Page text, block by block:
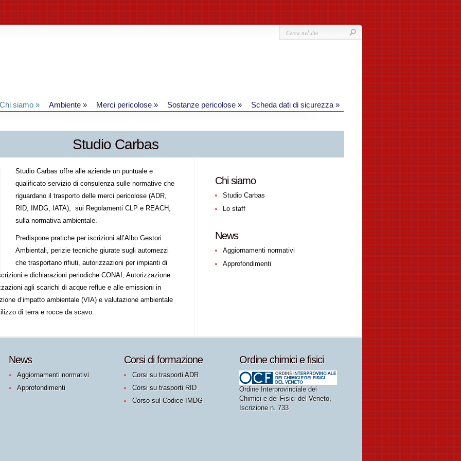
Chi siamo » Ambiente » Merci pericolose » Sostanze pericolose » Scheda dati di sicurezza »
Studio Carbas
Studio Carbas offre alle aziende un puntuale e
qualificato servizio di consulenza sulle normative che
riguardano il trasporto delle merci pericolose (ADR,
RID, IMDG, IATA), sui Regolamenti CLP e REACH,
sulla normativa ambientale.
Predispone pratiche per iscrizioni all’Albo Gestori
Ambientali, perizie tecniche giurate sugli automezzi
che trasportano rifiuti, autorizzazioni per impianti di
e dichiarazioni periodiche CONAI, Autorizzazione
agli scarichi di acque reflue e alle emissioni in
d’impatto ambientale (VIA) e valutazione ambientale
di terra e rocce da scavo.
Chi siamo
Studio Carbas
Lo staff
News
Aggiornamenti normativi
Approfondimenti
News
Aggiornamenti normativi
Approfondimenti
Corsi di formazione
Corsi su trasporti ADR
Corsi su trasporti RID
Corso sul Codice IMDG
Ordine chimici e fisici
Ordine Interprovinciale dei
Chimici e dei Fisici del Veneto,
Iscrizione n. 733